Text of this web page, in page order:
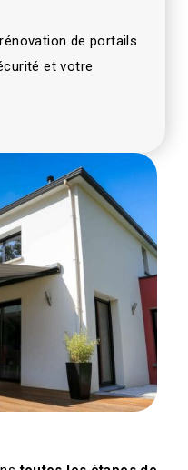
de portails
et votre